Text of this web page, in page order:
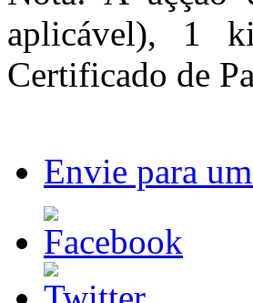
aplicável), 1
Certificado de
Envie para